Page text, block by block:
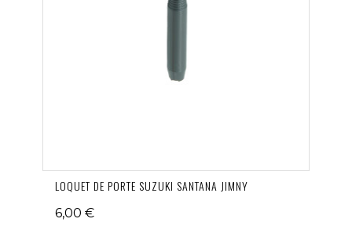
LOQUET DE PORTE SUZUKI SANTANA JIMNY
6,00 €